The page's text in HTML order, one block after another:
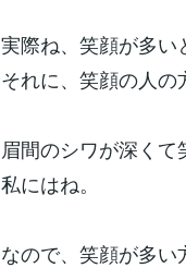
実際ね、笑顔が多い
それに、笑顔の人の
眉間のシワが深くて
私にはね。
なので、笑顔が多い